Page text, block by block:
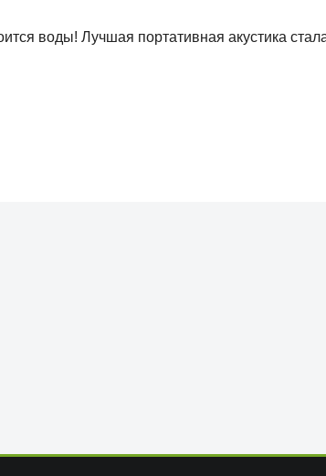
воды! Лучшая портативная акустика